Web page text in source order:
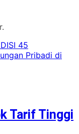
45
Pribadi di
Tarif Tinggi